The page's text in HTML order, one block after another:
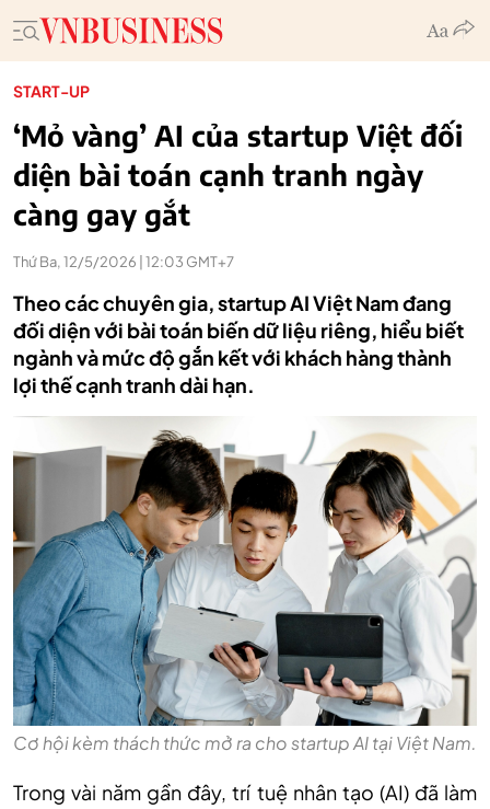
START-UP
‘Mỏ vàng’ AI của startup Việt đối
diện bài toán cạnh tranh ngày
càng gay gắt
Thứ Ba, 12/5/2026 | 12:03 GMT+7
Theo các chuyên gia, startup AI Việt Nam đang
đối diện với bài toán biến dữ liệu riêng, hiểu biết
ngành và mức độ gắn kết với khách hàng thành
lợi thế cạnh tranh dài hạn.
Cơ hội kèm thách thức mở ra cho startup AI tại Việt Nam.
Trong vài năm gần đây, trí tuệ nhân tạo (AI) đã làm